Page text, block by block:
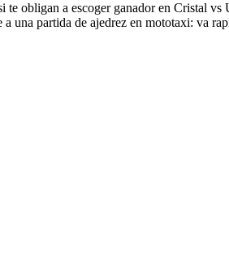
obligan a escoger ganador en Cristal
una partida de ajedrez en mototaxi: va